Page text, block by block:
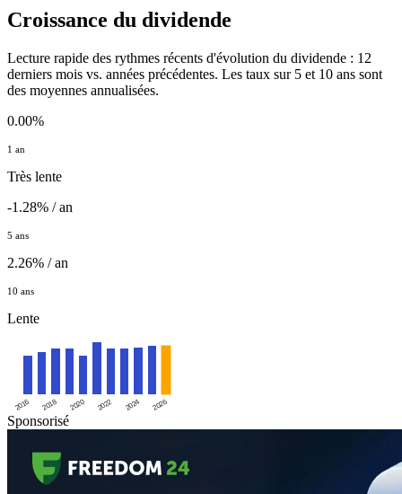
Croissance du dividende
Lecture rapide des rythmes récents d'évolution du dividende : 12
derniers mois vs. années précédentes. Les taux sur 5 et 10 ans sont
des moyennes annualisées.
0.00%
1 an
Très lente
-1.28% / an
5 ans
2.26% / an
10 ans
Lente
2016 2018 2020 2022 2024 2026
Sponsorisé